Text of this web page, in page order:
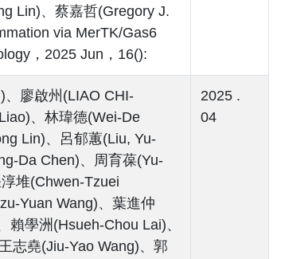
Lin)、蔡嘉哲(Gregory J.
via MerTK/Gas6
，2025 Jun，16():
、廖啟州(LIAO CHI-
、林瑋德(Wei-De
Lin)、呂郁蕙(Liu, Yu-
Da Chen)、周育葆(Yu-
堆(Chwen-Tzuei
Yuan Wang)、葉進仲
學洲(Hsueh-Chou Lai)、
志堯(Jiu-Yao Wang)、郭
2025 .
04